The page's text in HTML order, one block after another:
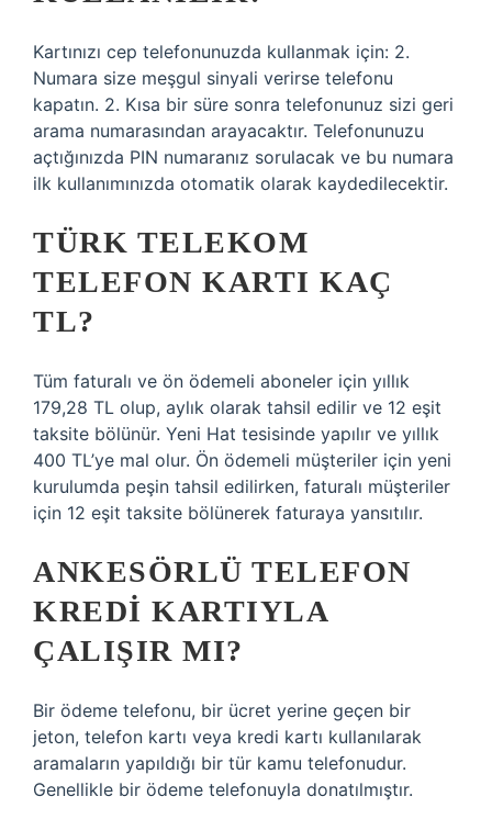
Kartınızı cep telefonunuzda kullanmak için: 2.
Numara size meşgul sinyali verirse telefonu
kapatın. 2. Kısa bir süre sonra telefonunuz sizi geri
arama numarasından arayacaktır. Telefonunuzu
açtığınızda PIN numaranız sorulacak ve bu numara
ilk kullanımınızda otomatik olarak kaydedilecektir.
TÜRK TELEKOM
TELEFON KARTI KAÇ
TL?
Tüm faturalı ve ön ödemeli aboneler için yıllık
179,28 TL olup, aylık olarak tahsil edilir ve 12 eşit
taksite bölünür. Yeni Hat tesisinde yapılır ve yıllık
400 TL’ye mal olur. Ön ödemeli müşteriler için yeni
kurulumda peşin tahsil edilirken, faturalı müşteriler
için 12 eşit taksite bölünerek faturaya yansıtılır.
ANKESÖRLÜ TELEFON
KREDI KARTIYLA
ÇALIŞIR MI?
Bir ödeme telefonu, bir ücret yerine geçen bir
jeton, telefon kartı veya kredi kartı kullanılarak
aramaların yapıldığı bir tür kamu telefonudur.
Genellikle bir ödeme telefonuyla donatılmıştır.